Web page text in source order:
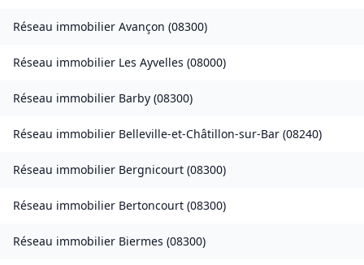
Réseau immobilier Avançon (08300)
Réseau immobilier Les Ayvelles (08000)
Réseau immobilier Barby (08300)
Réseau immobilier Belleville-et-Châtillon-sur-Bar (08240)
Réseau immobilier Bergnicourt (08300)
Réseau immobilier Bertoncourt (08300)
Réseau immobilier Biermes (08300)